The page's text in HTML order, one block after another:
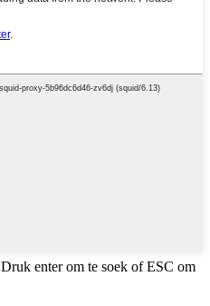
Druk enter om te soek of ESC om